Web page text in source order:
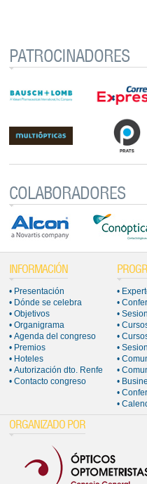
PATROCINADORES
COLABORADORES
INFORMACIÓN
• Presentación
• Dónde se celebra
• Objetivos
• Organigrama
• Agenda del congreso
• Premios
• Hoteles
• Autorización dto. Renfe
• Contacto congreso
•
•
•
•
•
•
•
•
•
•
•
ORGANIZADO POR